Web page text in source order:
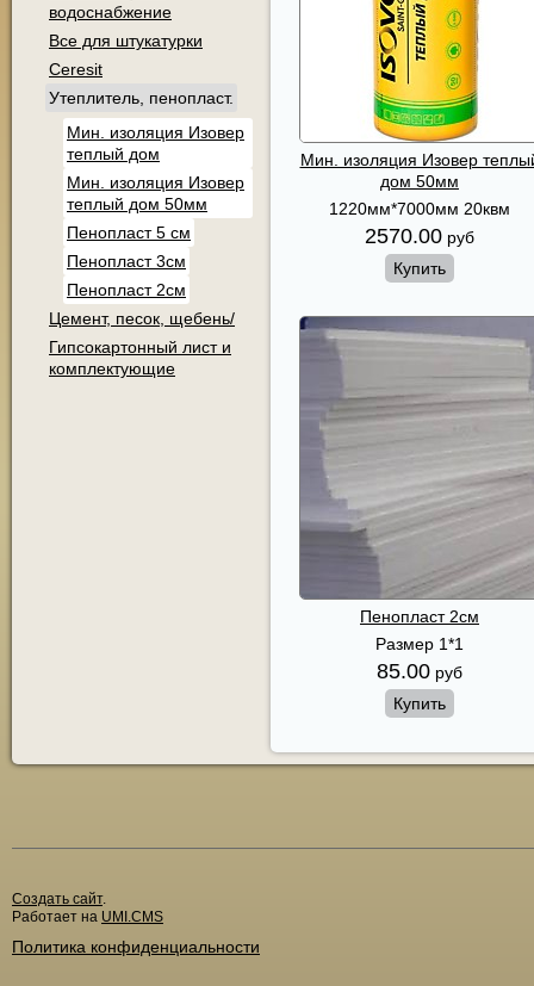
водоснабжение
Все для штукатурки
Ceresit
Утеплитель, пенопласт.
Мин. изоляция Изовер
теплый дом
Мин. изоляция Изовер
теплый дом 50мм
Пенопласт 5 см
Пенопласт 3см
Пенопласт 2см
Цемент, песок, щебень/
Гипсокартонный лист и
комплектующие
Мин. изоляция Изовер
дом 50мм
1220мм*7000мм 20квм
2570.00 руб
Купить
Пенопласт 2см
Размер 1*1
85.00 руб
Купить
Создать сайт.
Работает на UMI.CMS
Политика конфиденциальности